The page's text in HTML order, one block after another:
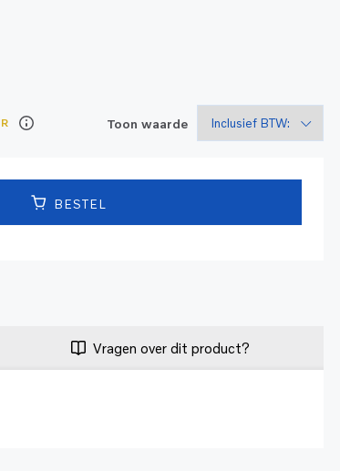
Toon waarde
BESTEL
Vragen over dit product?